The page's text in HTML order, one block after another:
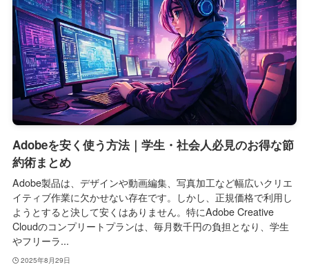
Adobeを安く使う方法｜学生・社会人必見のお得な節
約術まとめ
Adobe製品は、デザインや動画編集、写真加工など幅広いクリエ
イティブ作業に欠かせない存在です。しかし、正規価格で利用し
ようとすると決して安くはありません。特にAdobe Creative
Cloudのコンプリートプランは、毎月数千円の負担となり、学生
やフリーラ...
2025年8月29日